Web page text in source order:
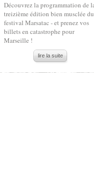
Découvrez la programmation de
treizième édition bien musclée du
festival Marsatac - et prenez vos
billets en catastrophe pour
Marseille !
lire la suite